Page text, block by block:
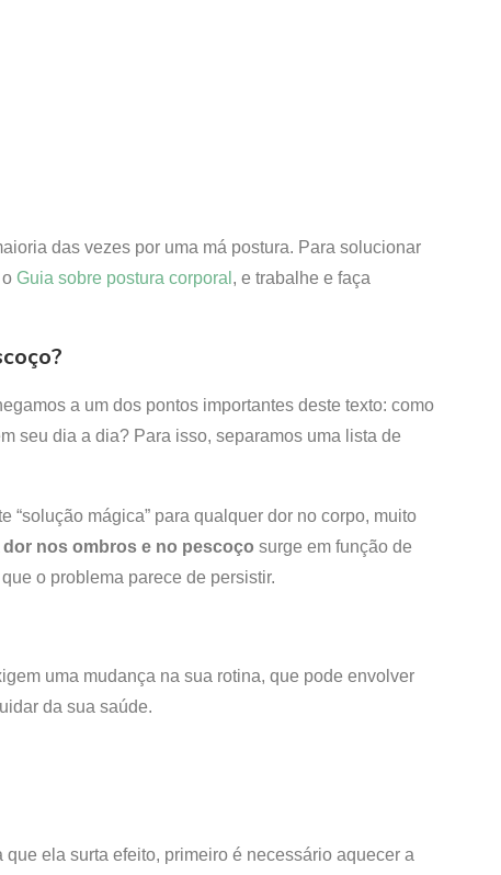
das vezes por uma má postura. Para solucionar
Guia sobre postura corporal , e trabalhe e faça
a um dos pontos importantes deste texto: como
seu dia a dia? Para isso, separamos uma lista de
“solução mágica” para qualquer dor no corpo, muito
dor nos ombros e no pescoço surge em função de
o problema parece de persistir.
uma mudança na sua rotina, que pode envolver
da sua saúde.
ela surta efeito, primeiro é necessário aquecer a